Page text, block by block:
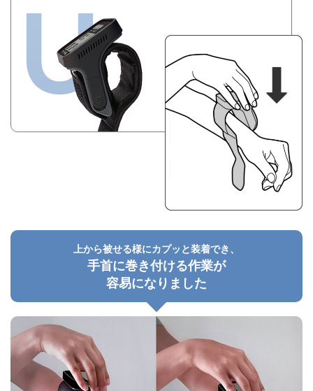
上から被せる様にカプッと装着でき、
手首に巻き付ける作業が
容易になりました